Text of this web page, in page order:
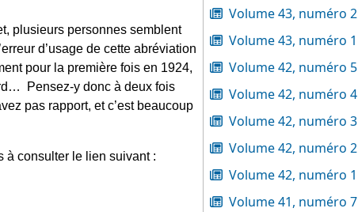
plusieurs personnes semblent
d’usage de cette abréviation
pour la première fois en 1924,
Pensez-y donc à deux fois
pas rapport, et c’est beaucoup
à consulter le lien suivant :
Volume 43, numéro 2
Volume 43, numéro 1
Volume 42, numéro 5
Volume 42, numéro 4
Volume 42, numéro 3
Volume 42, numéro 2
Volume 42, numéro 1
Volume 41, numéro 7